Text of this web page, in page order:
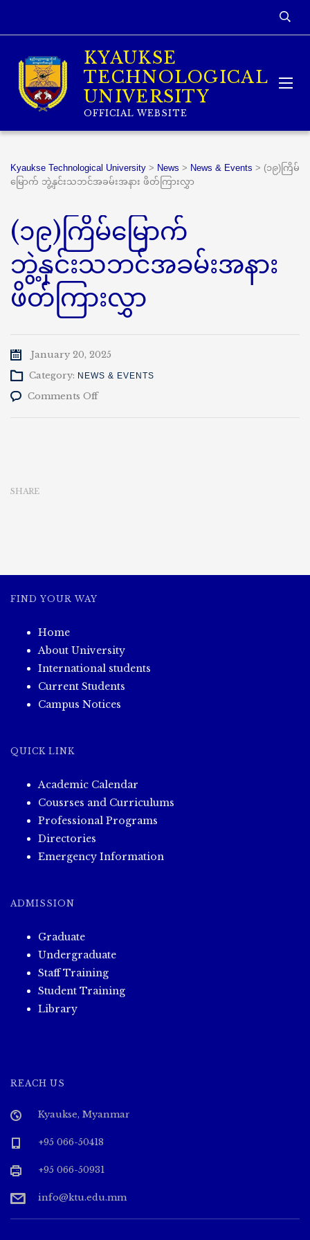
KYAUKSE
TECHNOLOGICAL
UNIVERSITY
OFFICIAL WEBSITE
Kyaukse Technological University > News > News & Events > (၁၉)ကြိမ်
မြောက် ဘွဲ့နှင်းသဘင်အခမ်းအနား ဖိတ်ကြားလွှာ
(၁၉)ကြိမ်မြောက်
ဘွဲ့နှင်းသဘင်အခမ်းအနား
ဖိတ်ကြားလွှာ
January 20, 2025
Category: NEWS & EVENTS
Comments Offon
SHARE
FIND YOUR WAY
Home
About University
International students
Current Students
Campus Notices
QUICK LINK
Academic Calendar
Cousrses and Curriculums
Professional Programs
Directories
Emergency Information
ADMISSION
Graduate
Undergraduate
Staff Training
Student Training
Library
REACH US
Kyaukse, Myanmar
+95 066-50418
+95 066-50931
info@ktu.edu.mm